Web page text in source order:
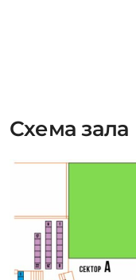
Схема зала